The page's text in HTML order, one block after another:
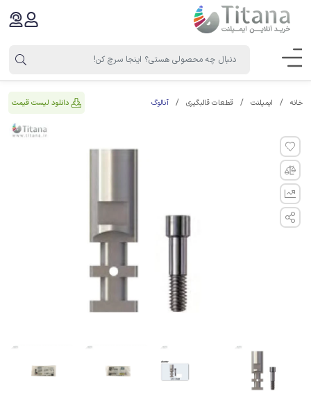
خانه ایمپلنت قطعات قالبگیری آنالوگ دانلود لیست قیمت